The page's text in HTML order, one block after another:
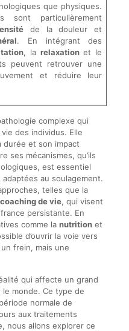
que physiques.
sont particulièrement
de la douleur et
. En intégrant des
, la relaxationet le
peuvent retrouver une
et réduire leur
complexe qui
des individus. Elle
durée et son impact
ses mécanismes, qu’ils
est essentiel
au soulagement.
telles que la
coaching de vie, qui visent
persistante. En
comme la nutritionet
d’ouvrir la voie vers
frein, mais une
qui affecte un grand
monde. Ce type de
normale de
aux traitements
nous allons explorer ce